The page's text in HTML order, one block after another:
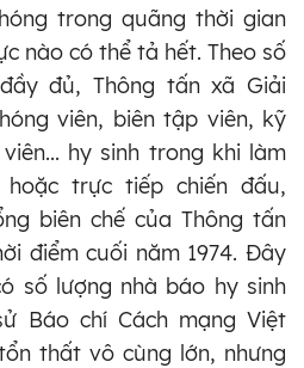
trong quãng thời gian
nào có thể tả hết. Theo số
đủ, Thông tấn xã Giải
viên, biên tập viên, kỹ
hy sinh trong khi làm
trực tiếp chiến đấu,
biên chế của Thông tấn
điểm cuối năm 1974. Đây
số lượng nhà báo hy sinh
Báo chí Cách mạng Việt
thất vô cùng lớn, nhưng